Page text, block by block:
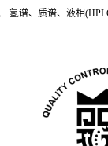
氢谱、质谱、液相